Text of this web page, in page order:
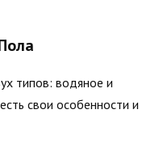
типов: водяное и
свои особенности и